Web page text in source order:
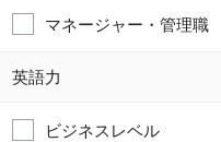
マネージャー・管理職
英語力
ビジネスレベル